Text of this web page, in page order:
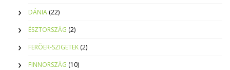
DÁNIA (22)
ÉSZTORSZÁG (2)
FERÖER-SZIGETEK (2)
FINNORSZÁG (10)